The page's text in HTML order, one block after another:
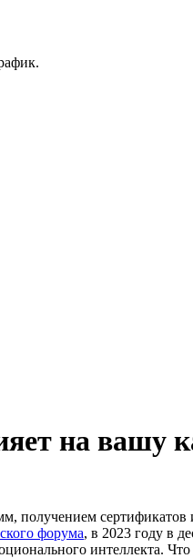
на вашу
получением
форума, в 2023 году в
интеллекта. Что